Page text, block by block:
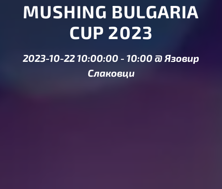
MUSHING BULGARIA
CUP 2023
2023-10-22 10:00:00 - 10:00 @ Язовир
Слаковци